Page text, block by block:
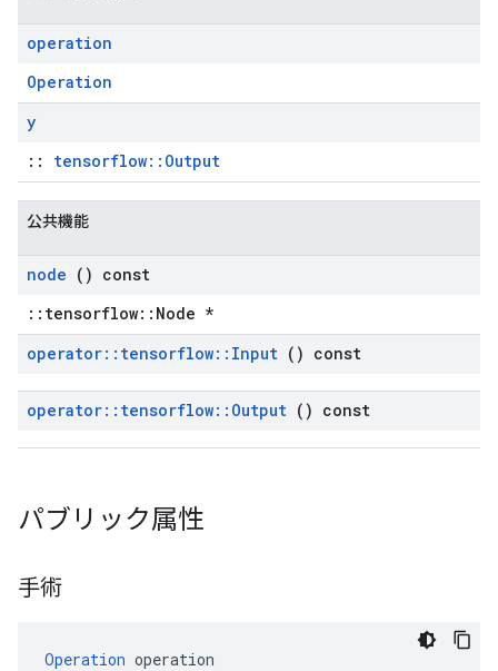
operation
Operation
y
:: tensorflow::Output
公共機能
node () const
::tensorflow::Node *
operator:: tensorflow:: Input () const
operator:: tensorflow:: Output () const
パブリック属性
手術
Operation operation